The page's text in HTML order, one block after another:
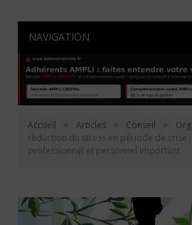
NAVIGATION
Accueil » Articles » Conseil »
réduction du stress en période de crise
professionnel et personnel important